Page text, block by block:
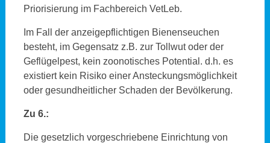
Priorisierung im Fachbereich VetLeb.
Im Fall der anzeigepflichtigen Bienenseuchen
besteht, im Gegensatz z.B. zur Tollwut oder der
Geflügelpest, kein zoonotisches Potential. d.h. es
existiert kein Risiko einer Ansteckungsmöglichkeit
oder gesundheitlicher Schaden der Bevölkerung.
Zu 6.:
Die gesetzlich vorgeschriebene Einrichtung von